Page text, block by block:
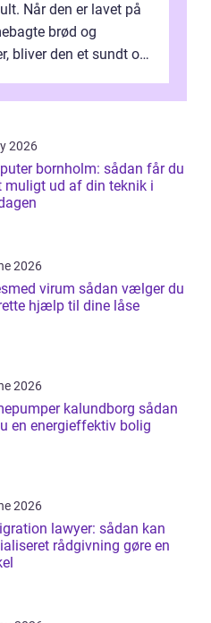
Når den er lavet på
brød og
bliver den et sundt og
2026
bornholm: sådan får du
muligt ud af din teknik i
2026
virum sådan vælger du
hjælp til dine låse
2026
kalundborg sådan
en energieffektiv bolig
2026
lawyer: sådan kan
rådgivning gøre en